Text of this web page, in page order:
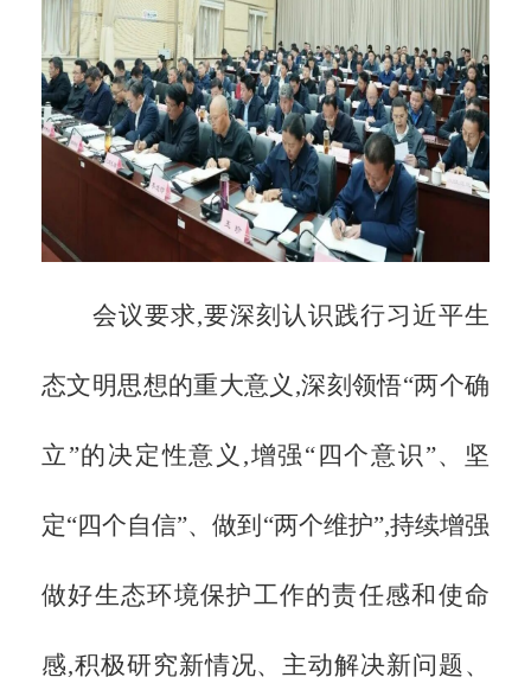
会议要求,要深刻认识践行习近平生
态文明思想的重大意义,深刻领悟“两个确
立”的决定性意义,增强“四个意识”、坚
定“四个自信”、做到“两个维护”,持续增强
做好生态环境保护工作的责任感和使命
感,积极研究新情况、主动解决新问题、